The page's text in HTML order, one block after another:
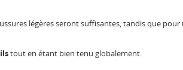
légères seront suffisantes, tandis que
tout en étant bien tenu globalement.